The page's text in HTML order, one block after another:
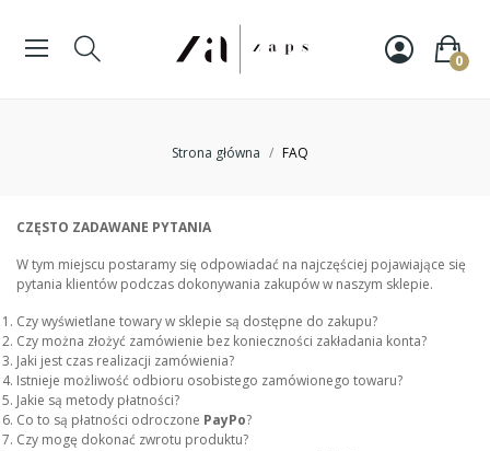
0
Strona główna FAQ
CZĘSTO ZADAWANE PYTANIA
W tym miejscu postaramy się odpowiadać na najczęściej pojawiające się
pytania klientów podczas dokonywania zakupów w naszym sklepie.
Czy wyświetlane towary w sklepie są dostępne do zakupu?
Czy można złożyć zamówienie bez konieczności zakładania konta?
Jaki jest czas realizacji zamówienia?
Istnieje możliwość odbioru osobistego zamówionego towaru?
Jakie są metody płatności?
Co to są płatności odroczone PayPo?
Czy mogę dokonać zwrotu produktu?